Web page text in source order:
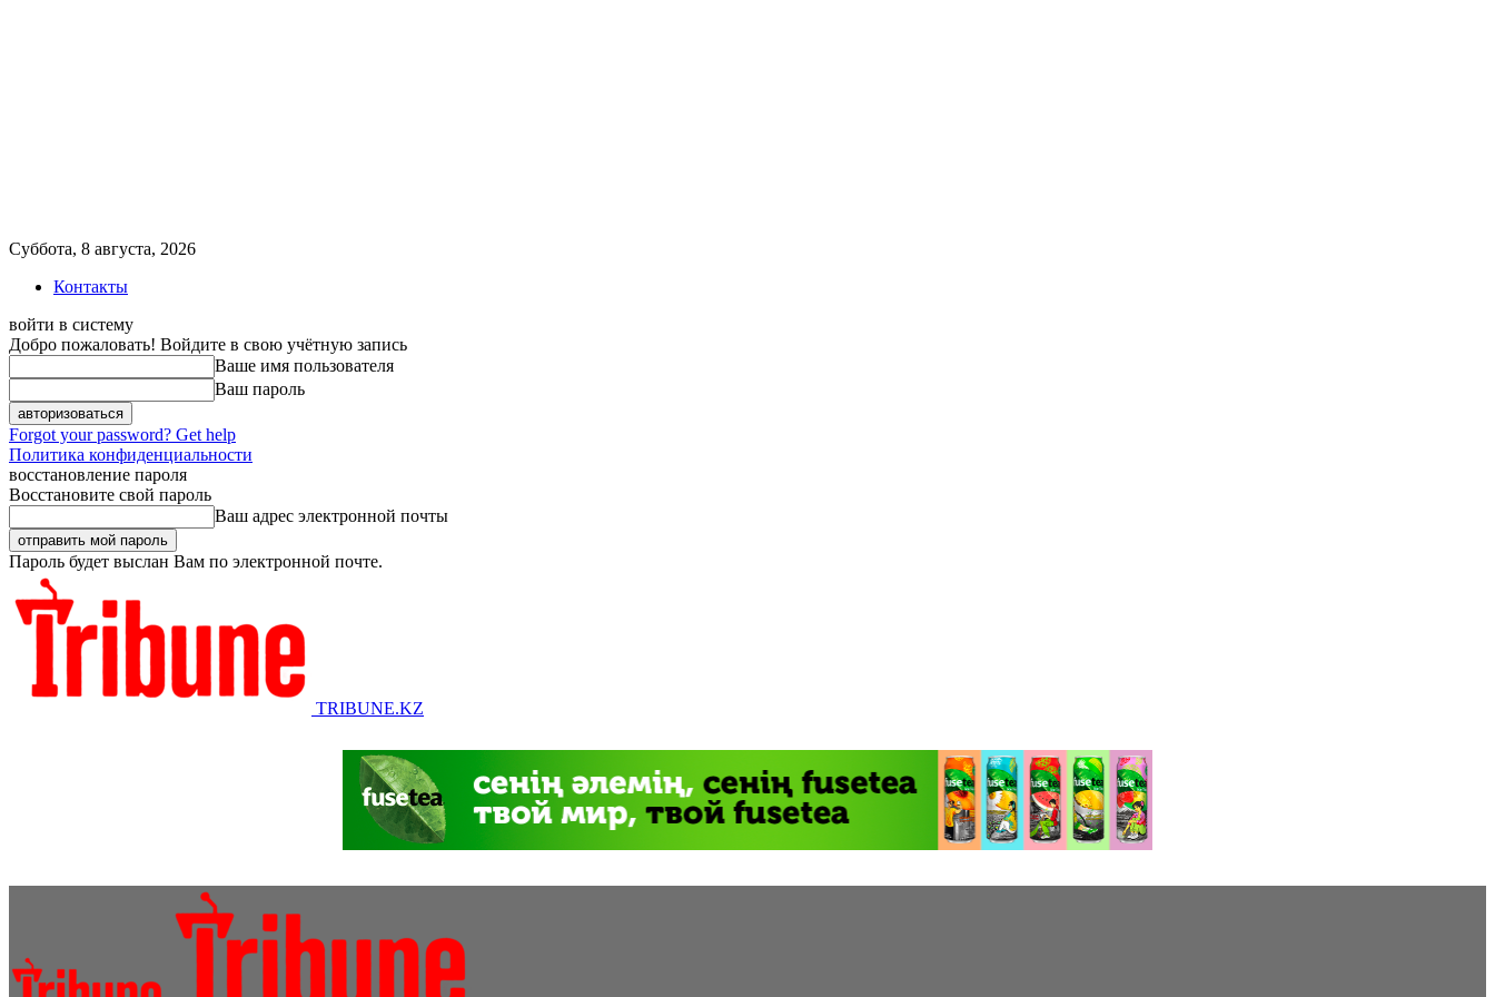
Суббота, 8 августа, 2026
Контакты
войти в систему
Добро пожаловать! Войдите в свою учётную запись
Ваше имя пользователя
Ваш пароль
Forgot your password? Get help
Политика конфиденциальности
восстановление пароля
Восстановите свой пароль
Ваш адрес электронной почты
Пароль будет выслан Вам по электронной почте.
TRIBUNE.KZ